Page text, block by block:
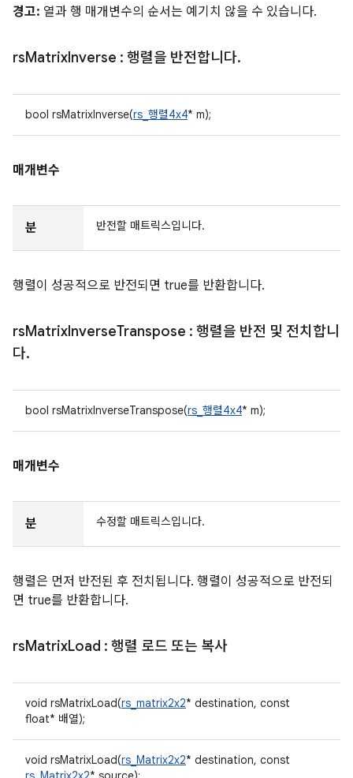
경고: 열과 행 매개변수의 순서는 예기치 않을 수 있습니다.
rsMatrix Inverse : 행렬을 반전합니다.
bool rsMatrixInverse(rs_행렬4x4* m);
매개변수
분 반전할 매트릭스입니다.
행렬이 성공적으로 반전되면 true를 반환합니다.
rsMatrix InverseTranspose : 행렬을 반전 및 전치합니
다.
bool rsMatrixInverseTranspose(rs_행렬4x4* m);
매개변수
분 수정할 매트릭스입니다.
행렬은 먼저 반전된 후 전치됩니다. 행렬이 성공적으로 반전되
면 true를 반환합니다.
rsMatrixLoad : 행렬 로드 또는 복사
void rsMatrixLoad(rs_matrix2x2* destination, const
float* 배열);
void rsMatrixLoad(rs_Matrix2x2* destination, const